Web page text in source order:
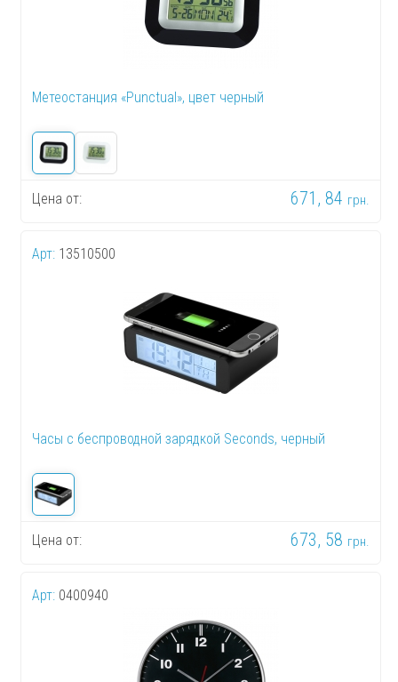
Метеостанция «Punctual», цвет черный
Цена от: 671, 84 грн.
Арт: 13510500
Часы с беспроводной зарядкой Seconds, черный
Цена от: 673, 58 грн.
Арт: 0400940